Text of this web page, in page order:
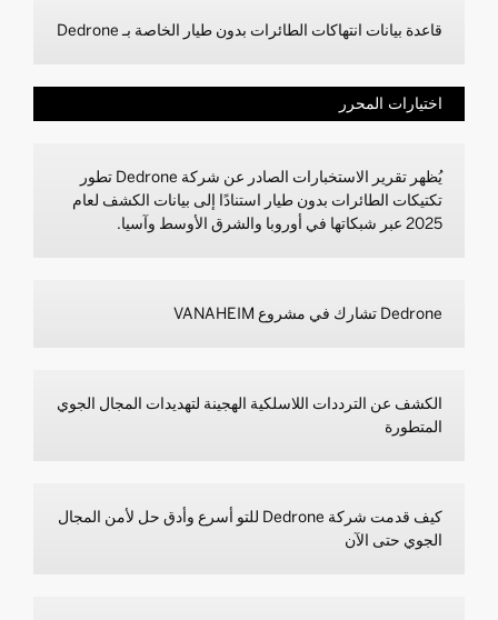
قاعدة بيانات انتهاكات الطائرات بدون طيار الخاصة بـ Dedrone
اختيارات المحرر
يُظهر تقرير الاستخبارات الصادر عن شركة Dedrone تطور
تكتيكات الطائرات بدون طيار استنادًا إلى بيانات الكشف لعام
2025 عبر شبكاتها في أوروبا والشرق الأوسط وآسيا.
Dedrone تشارك في مشروع VANAHEIM
الكشف عن الترددات اللاسلكية الهجينة لتهديدات المجال الجوي
المتطورة
كيف قدمت شركة Dedrone للتو أسرع وأدق حل لأمن المجال
الجوي حتى الآن